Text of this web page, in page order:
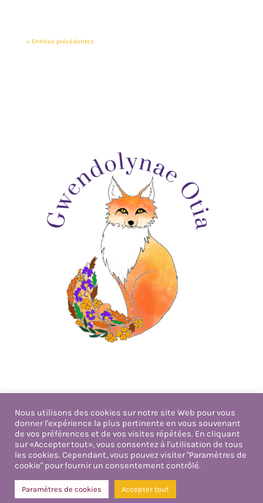
« Entrées précédentes
Politique de confidentialité
Mentions légales
Design par Gwendolyne Patin de Saulcourt |
Copyright 2026 | Tous droits réservés | Hébergeur
Nous utilisons des cookies sur notre site Web pour vous
donner l'expérience la plus pertinente en vous souvenant
de vos préférences et de vos visites répétées. En cliquant
sur «Accepter tout», vous consentez à l'utilisation de tous
les cookies. Cependant, vous pouvez visiter "Paramètres de
cookie" pour fournir un consentement contrôlé.
Paramètres de cookies Accepter tout